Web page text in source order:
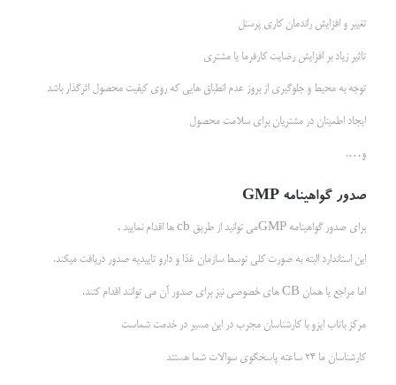
تغییر و افزایش راندمان کاری پرسنل
تاثیر زیاد بر افزایش رضایت کارفرما یا مشتری
توجه به محیط و جلوگیری از بروز عدم انطباق هایی که روی کیفیت محصول اثرگذار باشد
ایجاد اطمینان در مشتریان برای سلامت محصول
و….
صدور گواهینامه GMP
برای صدور گواهینامه GMPمی توانید از طریق cb ها اقدام نمایید .
این استاندارد البته به صورت کلی توسط سازمان غذا و دارو تاییدیه صدور دریافت میکند.
اما مراجع یا همان CB های خصوصی نیز برای صدور آن می توانند اقدام کنند.
مرکز باتاب ایزو با کارشناسان مجرب در این مسیر در خدمت شماست
کارشناسان ما 24 ساعته پاسخگوی سوالات شما هستند